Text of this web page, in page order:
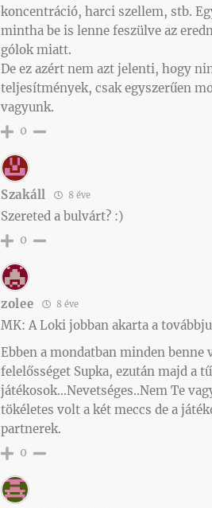
koncentráció, harci szellem, stb.
mintha be is lenne feszülve az
gólok miatt.
De ez azért nem azt jelenti, hogy
teljesítmények, csak egyszerűen
vagyunk.
0
Szakáll 8 éve
Szereted a bulvárt? :)
0
zolee 8 éve
MK: A Loki jobban akarta a
Ebben a mondatban minden benne
felelősséget Supka, ezután majd a
játékosok…Nevetséges..Nem Te
tökéletes volt a két meccs de a
partnerek.
0